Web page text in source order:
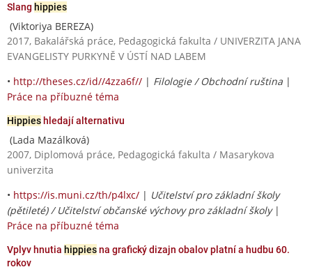
Slang hippies
(Viktoriya BEREZA)
2017, Bakalářská práce, Pedagogická fakulta / UNIVERZITA JANA
EVANGELISTY PURKYNĚ V ÚSTÍ NAD LABEM
• http://theses.cz/id//4zza6f// | Filologie / Obchodní ruština |
Práce na příbuzné téma
Hippies hledají alternativu
(Lada Mazálková)
2007, Diplomová práce, Pedagogická fakulta / Masarykova
univerzita
• https://is.muni.cz/th/p4lxc/ | Učitelství pro základní školy
(pětileté) / Učitelství občanské výchovy pro základní školy|
Práce na příbuzné téma
Vplyv hnutia hippiesna grafický dizajn obalov platní a hudbu 60.
rokov